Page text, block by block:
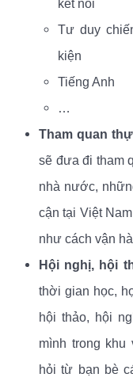
kết nối
Tư duy
kiện
Tiếng Anh
…
Tham quan
sẽ đưa đi tham
nhà nước,
cận tại Việt
như cách vận
Hội nghị, hội
thời gian học,
hội thảo, hội
mình trong
hỏi từ bạn bè